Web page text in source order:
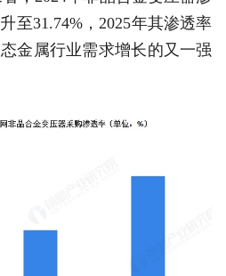
至31.74%，2025年其渗透率
金属行业需求增长的又一强